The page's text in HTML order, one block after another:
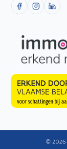
© 2026